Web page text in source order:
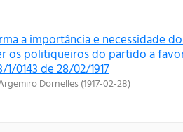
a importância e necessidade
os politiqueiros do partido a
1/0143 de 28/02/1917
Dornelles(1917-02-28)